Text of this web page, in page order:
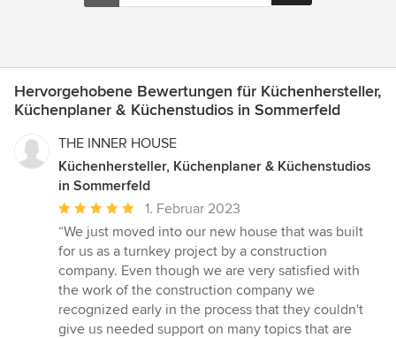
Hervorgehobene Bewertungen für Küchenhersteller,
Küchenplaner & Küchenstudios in Sommerfeld
THE INNER HOUSE
Küchenhersteller, Küchenplaner & Küchenstudios
in Sommerfeld
Durchschnittliche
Bewertung:
5
von
5
Sternen
1. Februar 2023
“We just moved into our new house that was built
for us as a turnkey project by a construction
company. Even though we are very satisfied with
the work of the construction company we
recognized early in the process that they couldn't
give us needed support on many topics that are